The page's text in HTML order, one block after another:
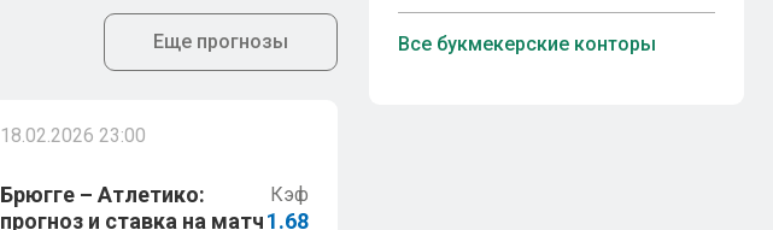
Еще прогнозы
18.02.2026 23:00
Брюгге – Атлетико:
прогноз и ставка на матч
Кэф
1.68
Все букмекерские конторы